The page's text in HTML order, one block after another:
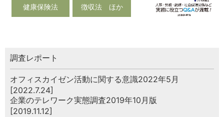
健康保険法 徴収法 ほか
調査レポート
オフィスカイゼン活動に関する意識2022年5月
[2022.7.24]
企業のテレワーク実態調査2019年10月版
[2019.11.12]